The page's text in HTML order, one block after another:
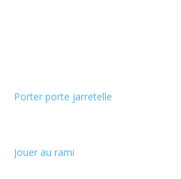
Porter porte jarretelle
Jouer au rami